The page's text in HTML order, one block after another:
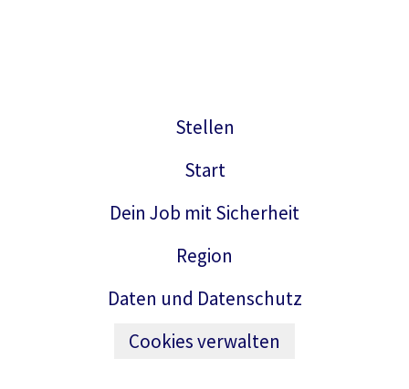
Stellen
Start
Dein Job mit Sicherheit
Region
Daten und Datenschutz
Cookies verwalten